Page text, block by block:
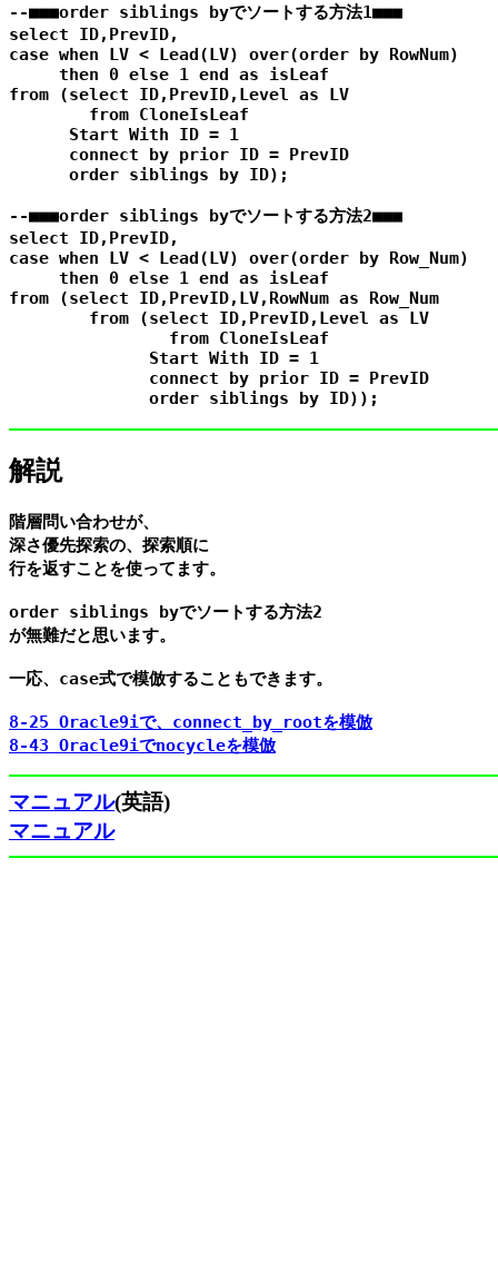
--■■■order siblings byでソートする方法1■■■
select ID,PrevID,
case when LV < Lead(LV) over(order by RowNum)
     then 0 else 1 end as isLeaf
from (select ID,PrevID,Level as LV
        from CloneIsLeaf
      Start With ID = 1
      connect by prior ID = PrevID
      order siblings by ID);
--■■■order siblings byでソートする方法2■■■
select ID,PrevID,
case when LV < Lead(LV) over(order by Row_Num)
     then 0 else 1 end as isLeaf
from (select ID,PrevID,LV,RowNum as Row_Num
        from (select ID,PrevID,Level as LV
                from CloneIsLeaf
              Start With ID = 1
              connect by prior ID = PrevID
解説
階層問い合わせが、
深さ優先探索の、探索順に
行を返すことを使ってます。
order siblings byでソートする方法2
が無難だと思います。
一応、case式で模倣することもできます。
8-25 Oracle9iで、connect_by_rootを模倣
8-43 Oracle9iでnocycleを模倣
マニュアル(英語)
マニュアル